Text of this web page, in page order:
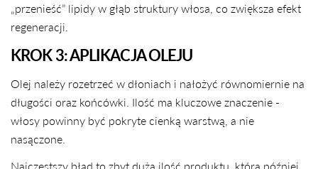
„przenieść” lipidy w głąb struktury włosa, co zwiększa efekt
regeneracji.
KROK 3: APLIKACJA OLEJU
Olej należy rozetrzeć w dłoniach i nałożyć równomiernie na
długości oraz końcówki. Ilość ma kluczowe znaczenie -
włosy powinny być pokryte cienką warstwą, a nie
nasączone.
Najczęstszy błąd to zbyt duża ilość produktu, która później